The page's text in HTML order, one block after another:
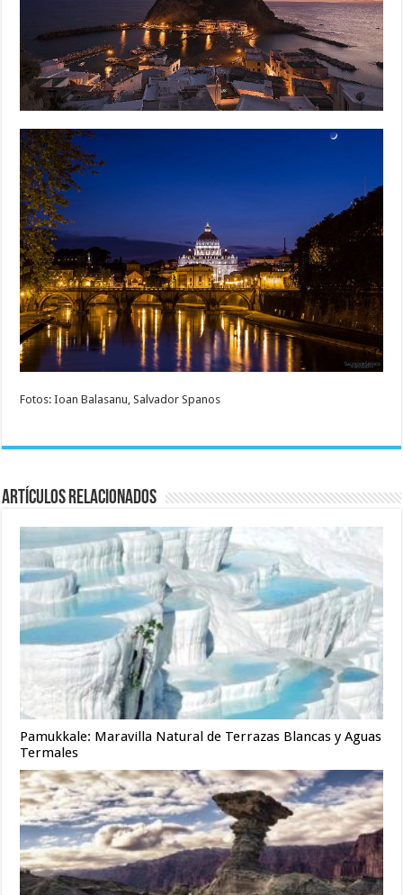
Fotos: Ioan Balasanu, Salvador Spanos
Artículos relacionados
Pamukkale: Maravilla Natural de Terrazas Blancas y Aguas
Termales